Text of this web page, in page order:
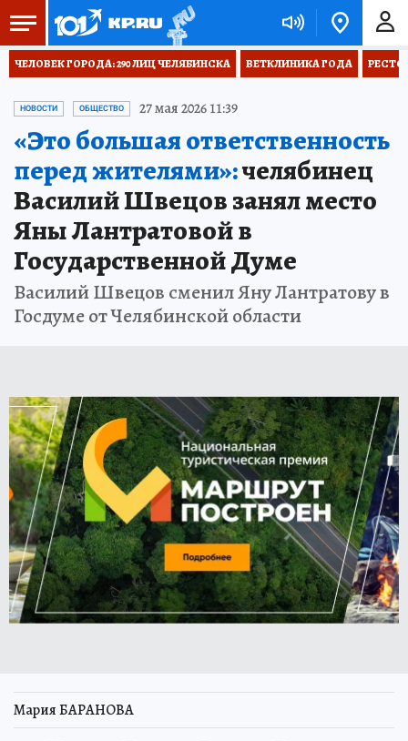
ЧЕЛОВЕК ГОРОДА: 290 ЛИЦ ЧЕЛЯБИНСКА ВЕТКЛИНИКА ГОДА
НОВОСТИ ОБЩЕСТВО 27 мая 2026 11:39
«Это большая ответственность
перед жителями»:челябинец
Василий Швецов занял место
Яны Лантратовой в
Государственной Думе
Василий Швецов сменил Яну Лантратову в
Госдуме от Челябинской области
Мария БАРАНОВА